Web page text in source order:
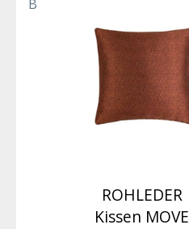
B
ROHLEDER
Kissen MOVE